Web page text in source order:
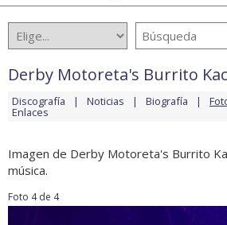
Derby Motoreta's Burrito
Discografía Noticias Biografía
Enlaces
Imagen de Derby Motoreta's Burrito
música.
Foto 4 de 4